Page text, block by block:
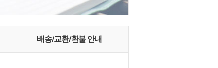
배송/교환/환불 안내